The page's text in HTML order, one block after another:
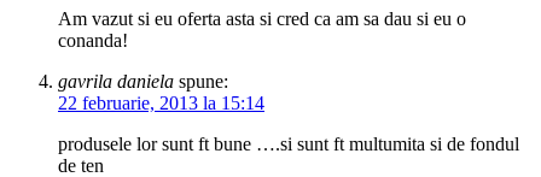
Am vazut si eu oferta asta si cred ca am sa dau si eu o
conanda!
gavrila daniela spune:
22 februarie, 2013 la 15:14
produsele lor sunt ft bune ….si sunt ft multumita si de fondul
de ten